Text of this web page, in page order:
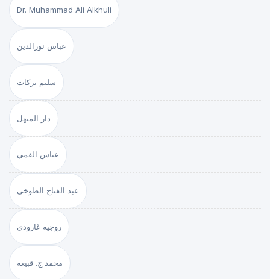
Dr. Muhammad Ali Alkhuli
عباس نورالدين
سليم بركات
دار المنهل
عباس القمي
عبد الفتاح الطوخي
روجيه غارودي
محمد ج. قبيعة